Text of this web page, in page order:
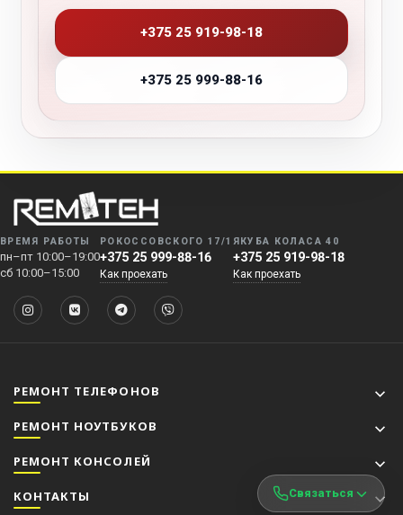
+375 25 919-98-18
+375 25 999-88-16
ВРЕМЯ РАБОТЫ
пн–пт 10:00–19:00
сб 10:00–15:00
РОКОССОВСКОГО 17/1
+375 25 999-88-16
Как проехать
ЯКУБА КОЛАСА 40
+375 25 919-98-18
Как проехать
РЕМОНТ ТЕЛЕФОНОВ
РЕМОНТ НОУТБУКОВ
РЕМОНТ КОНСОЛЕЙ
КОНТАКТЫ Связаться